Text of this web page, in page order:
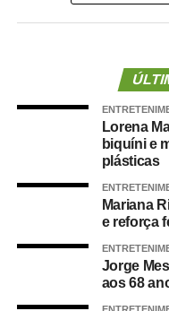
Para o empresário, a
uma mudança na
de compromisso.
“Não se trata apenas
Segundo Maluf, sua
convite depois de uma
levada à convenção
Lorena
biquíni e
plásticas
Mariana
e reforça
Jorge
aos 68